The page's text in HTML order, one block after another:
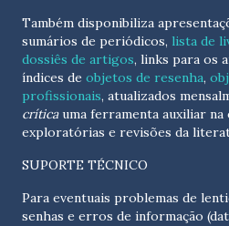
Também disponibiliza
sumários de periódicos, lista de
dossiês de artigos, links para os
índices de objetos de resenha,
profissionais, atualizados
críticauma ferramenta auxiliar na
exploratórias e revisões da
SUPORTE TÉCNICO
Para eventuais problemas de
senhas e erros de informação